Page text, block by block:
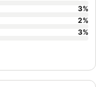
3%
2%
3%